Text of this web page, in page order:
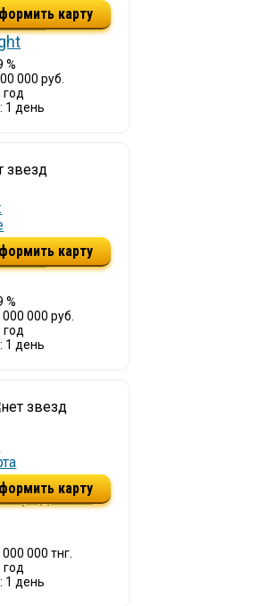
Miles
%
000 руб.
год
1 день
карту
Miles
%
000 руб.
год
1 день
карту
Кредитная
000 тнг.
год
1 день
карту